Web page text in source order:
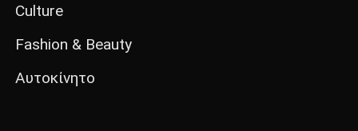
Culture
Fashion & Beauty
Αυτοκίνητο